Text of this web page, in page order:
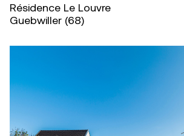
Résidence Le Louvre
Guebwiller (68)